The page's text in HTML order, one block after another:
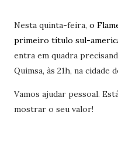
Nesta quinta-feira, o
primeiro título sul-
entra em quadra
Quimsa, às 21h, na cidade
Vamos ajudar pessoal.
mostrar o seu valor!